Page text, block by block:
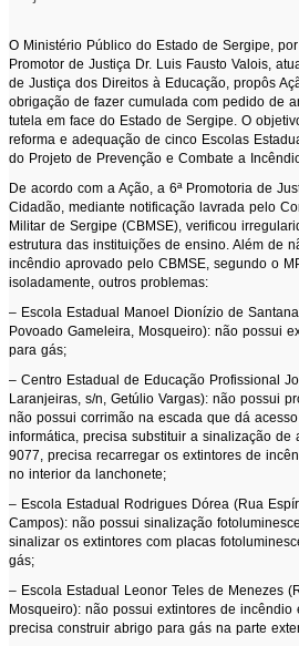
O Ministério Público do Estado de Sergipe,
Promotor de Justiça Dr. Luis Fausto Valois,
de Justiça dos Direitos à Educação, propôs
obrigação de fazer cumulada com pedido de
tutela em face do Estado de Sergipe. O
reforma e adequação de cinco Escolas
do Projeto de Prevenção e Combate a
De acordo com a Ação, a 6ª Promotoria de
Cidadão, mediante notificação lavrada pelo
Militar de Sergipe (CBMSE), verificou
estrutura das instituições de ensino. Além de
incêndio aprovado pelo CBMSE, segundo o
isoladamente, outros problemas:
– Escola Estadual Manoel Dionízio de
Povoado Gameleira, Mosqueiro): não possui
para gás;
– Centro Estadual de Educação Profissional
Laranjeiras, s/n, Getúlio Vargas): não possui
não possui corrimão na escada que dá
informática, precisa substituir a sinalização de
9077, precisa recarregar os extintores de
no interior da lanchonete;
– Escola Estadual Rodrigues Dórea (Rua
Campos): não possui sinalização
sinalizar os extintores com placas
gás;
– Escola Estadual Leonor Teles de Menezes
Mosqueiro): não possui extintores de
precisa construir abrigo para gás na parte